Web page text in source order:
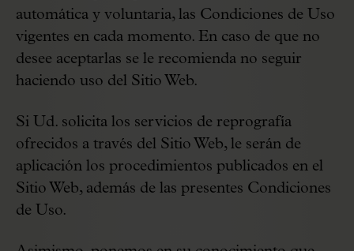
automática y voluntaria, las Condiciones de Uso
vigentes en cada momento. En caso de que no
desee aceptarlas se le recomienda no seguir
haciendo uso del Sitio Web.
Si Ud. solicita los servicios de reprografía
ofrecidos a través del Sitio Web, le serán de
aplicación los procedimientos publicados en el
Sitio Web, además de las presentes Condiciones
de Uso.